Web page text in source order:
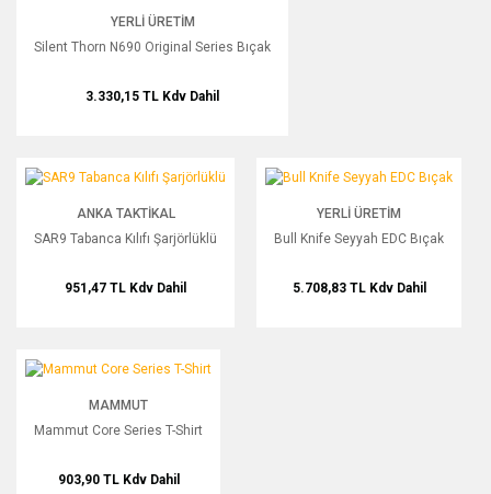
YERLI ÜRETIM
Silent Thorn N690 Original Series Bıçak
3.330,15 TL Kdv Dahil
SAR9 Tabanca Kılıfı Şarjörlüklü
ANKA TAKTIKAL
SAR9 Tabanca Kılıfı Şarjörlüklü
951,47 TL Kdv Dahil
Bull Knife Seyyah EDC Bıçak
YERLI ÜRETIM
Bull Knife Seyyah EDC Bıçak
5.708,83 TL Kdv Dahil
Mammut Core Series T-Shirt
MAMMUT
Mammut Core Series T-Shirt
903,90 TL Kdv Dahil